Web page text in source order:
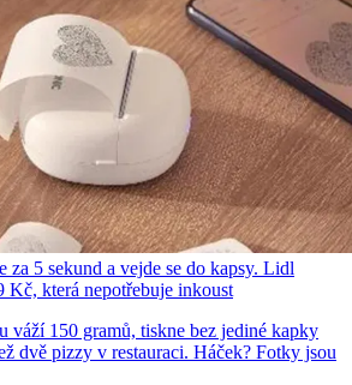
5 sekund a vejde se do kapsy. Lidl
Kč, která nepotřebuje inkoust
váží 150 gramů, tiskne bez jediné kapky
dvě pizzy v restauraci. Háček? Fotky jsou